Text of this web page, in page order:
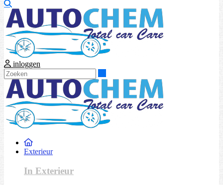
inloggen
Exterieur
In Exterieur